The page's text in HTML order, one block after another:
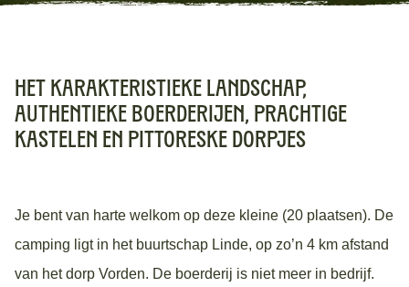
Het karakteristieke landschap,
authentieke boerderijen, prachtige
kastelen en pittoreske dorpjes
Je bent van harte welkom op deze kleine (20 plaatsen). De
camping ligt in het buurtschap Linde, op zo’n 4 km afstand
van het dorp Vorden. De boerderij is niet meer in bedrijf.